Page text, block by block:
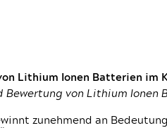
Lithium Ionen Batterien im
Bewertung von Lithium
zunehmend an